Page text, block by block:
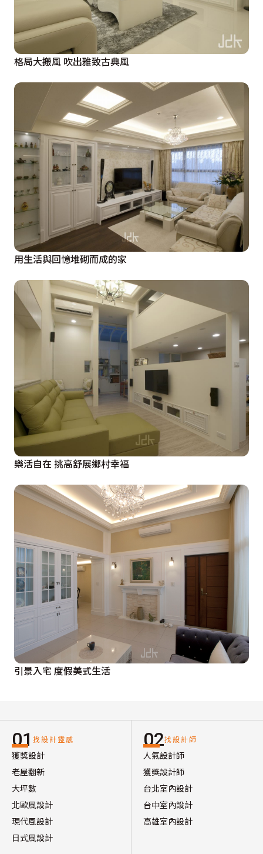
格局大搬風 吹出雅致古典風
用生活與回憶堆砌而成的家
樂活自在 挑高舒展鄉村幸福
引景入宅 度假美式生活
01 找設計靈感
獲獎設計
老屋翻新
大坪數
北歐風設計
現代風設計
日式風設計
02找設計師
人氣設計師
獲獎設計師
台北室內設計
台中室內設計
高雄室內設計